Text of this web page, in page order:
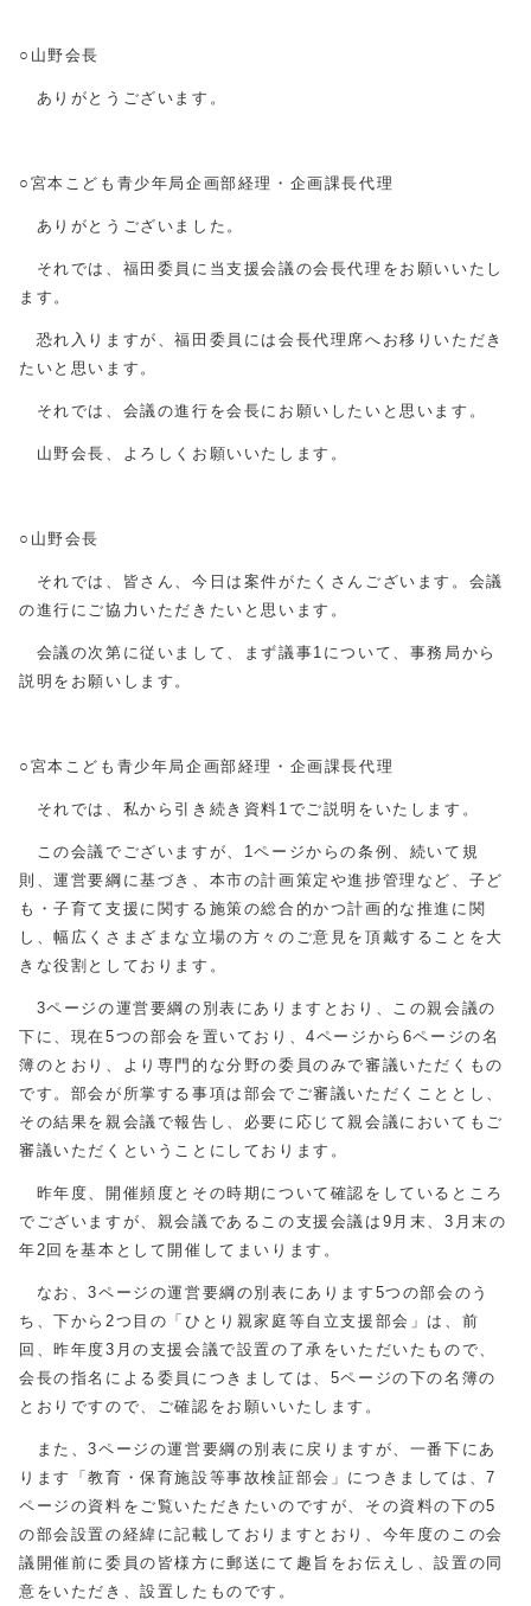
○山野会長
ありがとうございます。
○宮本こども青少年局企画部経理・企画課長代理
ありがとうございました。
それでは、福田委員に当支援会議の会長代理をお願いいたし
ます。
恐れ入りますが、福田委員には会長代理席へお移りいただき
たいと思います。
それでは、会議の進行を会長にお願いしたいと思います。
山野会長、よろしくお願いいたします。
○山野会長
それでは、皆さん、今日は案件がたくさんございます。会議
の進行にご協力いただきたいと思います。
会議の次第に従いまして、まず議事1について、事務局から
説明をお願いします。
○宮本こども青少年局企画部経理・企画課長代理
それでは、私から引き続き資料1でご説明をいたします。
この会議でございますが、1ページからの条例、続いて規
則、運営要綱に基づき、本市の計画策定や進捗管理など、子ど
も・子育て支援に関する施策の総合的かつ計画的な推進に関
し、幅広くさまざまな立場の方々のご意見を頂戴することを大
きな役割としております。
3ページの運営要綱の別表にありますとおり、この親会議の
下に、現在5つの部会を置いており、4ページから6ページの名
簿のとおり、より専門的な分野の委員のみで審議いただくもの
です。部会が所掌する事項は部会でご審議いただくこととし、
その結果を親会議で報告し、必要に応じて親会議においてもご
審議いただくということにしております。
昨年度、開催頻度とその時期について確認をしているところ
でございますが、親会議であるこの支援会議は9月末、3月末の
年2回を基本として開催してまいります。
なお、3ページの運営要綱の別表にあります5つの部会のう
ち、下から2つ目の「ひとり親家庭等自立支援部会」は、前
回、昨年度3月の支援会議で設置の了承をいただいたもので、
会長の指名による委員につきましては、5ページの下の名簿の
とおりですので、ご確認をお願いいたします。
また、3ページの運営要綱の別表に戻りますが、一番下にあ
ります「教育・保育施設等事故検証部会」につきましては、7
ページの資料をご覧いただきたいのですが、その資料の下の5
の部会設置の経緯に記載しておりますとおり、今年度のこの会
議開催前に委員の皆様方に郵送にて趣旨をお伝えし、設置の同
意をいただき、設置したものです。